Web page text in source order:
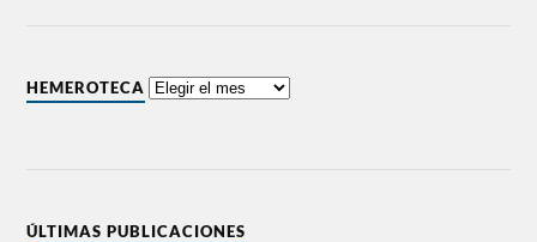
HEMEROTECA
ÚLTIMAS PUBLICACIONES